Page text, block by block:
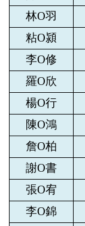
林O羽
粘O潁
李O修
羅O欣
楊O行
陳O鴻
詹O柏
謝O書
張O宥
李O錦